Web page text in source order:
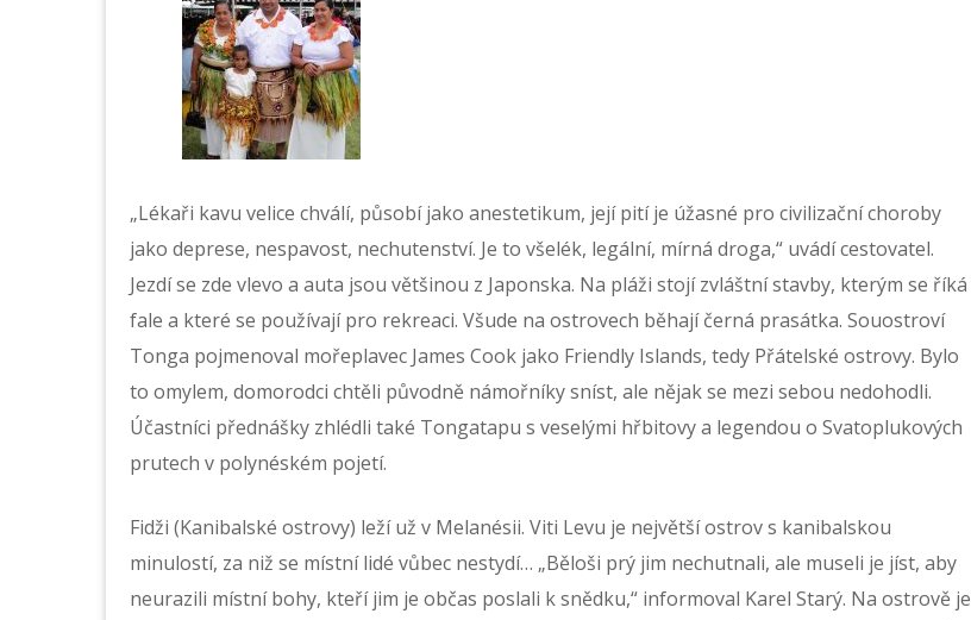
„Lékaři kavu velice chválí, působí jako anestetikum, její pití je úžasné pro civilizační choroby
jako deprese, nespavost, nechutenství. Je to všelék, legální, mírná droga,“ uvádí cestovatel.
Jezdí se zde vlevo a auta jsou většinou z Japonska. Na pláži stojí zvláštní stavby, kterým se říká
fale a které se používají pro rekreaci. Všude na ostrovech běhají černá prasátka. Souostroví
Tonga pojmenoval mořeplavec James Cook jako Friendly Islands, tedy Přátelské ostrovy. Bylo
to omylem, domorodci chtěli původně námořníky sníst, ale nějak se mezi sebou nedohodli.
Účastníci přednášky zhlédli také Tongatapu s veselými hřbitovy a legendou o Svatoplukových
prutech v polynéském pojetí.
Fidži (Kanibalské ostrovy) leží už v Melanésii. Viti Levu je největší ostrov s kanibalskou
minulostí, za niž se místní lidé vůbec nestydí… „Běloši prý jim nechutnali, ale museli je jíst, aby
neurazili místní bohy, kteří jim je občas poslali k snědku,“ informoval Karel Starý. Na ostrově je